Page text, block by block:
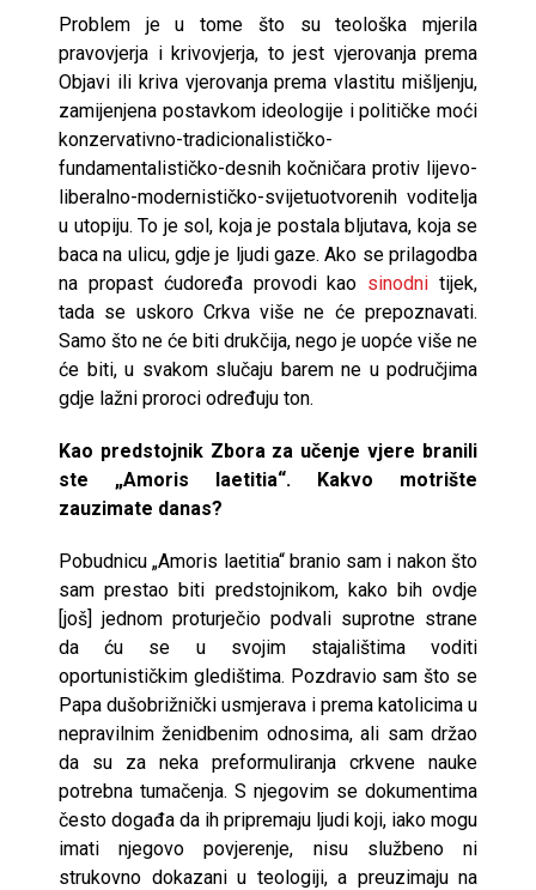
Problem je u tome što su teološka mjerila
pravovjerja i krivovjerja, to jest vjerovanja prema
Objavi ili kriva vjerovanja prema vlastitu mišljenju,
zamijenjena postavkom ideologije i političke moći
konzervativno-tradicionalističko-
fundamentalističko-desnih kočničara protiv lijevo-
liberalno-modernističko-svijetuotvorenih voditelja
u utopiju. To je sol, koja je postala bljutava, koja se
baca na ulicu, gdje je ljudi gaze. Ako se prilagodba
na propast ćudoređa provodi kao sinodni tijek,
tada se uskoro Crkva više ne će prepoznavati.
Samo što ne će biti drukčija, nego je uopće više ne
će biti, u svakom slučaju barem ne u područjima
gdje lažni proroci određuju ton.
Kao predstojnik Zbora za učenje vjere branili
ste „Amoris laetitia“. Kakvo motrište
zauzimate danas?
Pobudnicu „Amoris laetitia“ branio sam i nakon što
sam prestao biti predstojnikom, kako bih ovdje
[još] jednom proturječio podvali suprotne strane
da ću se u svojim stajalištima voditi
oportunističkim gledištima. Pozdravio sam što se
Papa dušobrižnički usmjerava i prema katolicima u
nepravilnim ženidbenim odnosima, ali sam držao
da su za neka preformuliranja crkvene nauke
potrebna tumačenja. S njegovim se dokumentima
često događa da ih pripremaju ljudi koji, iako mogu
imati njegovo povjerenje, nisu službeno ni
strukovno dokazani u teologiji, a preuzimaju na